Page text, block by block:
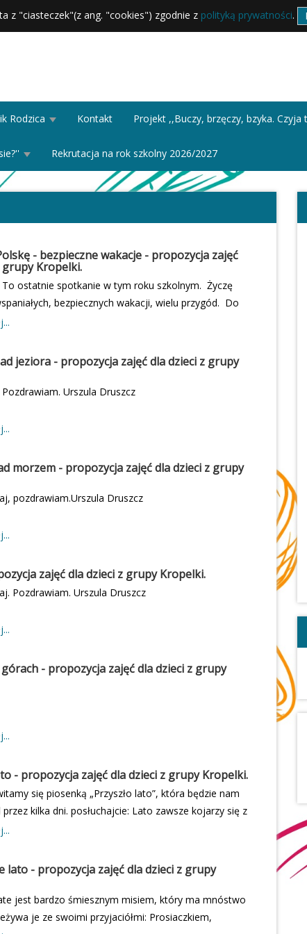
z "ciasteczek"(z ang. "cookies") zgodnie z polityką prywatności.
Rodzica Kontakt Projekt ,,Buczy, brzęczy, bzyka.
Rekrutacja na rok szkolny 2026/2027
- bezpieczne wakacje - propozycja zajęć
grupy Kropelki.
To ostatnie spotkanie w tym roku szkolnym. Życzę
bezpiecznych wakacji, wielu przygód. Do
wrześniu w przedszkolu. Pozdrawiam. Urszula
jeziora - propozycja zajęć dla dzieci z grupy
Urszula Druszcz
morzem - propozycja zajęć dla dzieci z grupy
pozdrawiam.Urszula Druszcz
zajęć dla dzieci z grupy Kropelki.
Pozdrawiam. Urszula Druszcz
- propozycja zajęć dla dzieci z grupy
- propozycja zajęć dla dzieci z grupy Kropelki.
się piosenką „Przyszło lato”, która będzie nam
kilka dni. posłuchajcie: Lato zawsze kojarzy się z
jak wakacje to musimy się zastanowid gdzie je
dziadka na wieś. Wakacje na wsi Zuzia machała
foteliku i z niecierpliwością wyglądała przez
czy jeszcze daleko? – dopytywała co chwilę
się wakacje, świeciło piękne słońce i rodzice
lato - propozycja zajęć dla dzieci z grupy
jest bardzo śmiesznym misiem, który ma mnóstwo
je ze swoimi przyjaciółmi: Prosiaczkiem,